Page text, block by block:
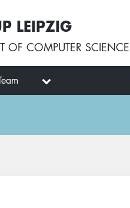
LEIPZIG
OF COMPUTER SCIENCE